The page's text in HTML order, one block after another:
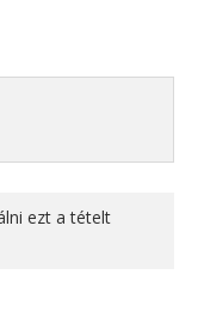
ezt a tételt